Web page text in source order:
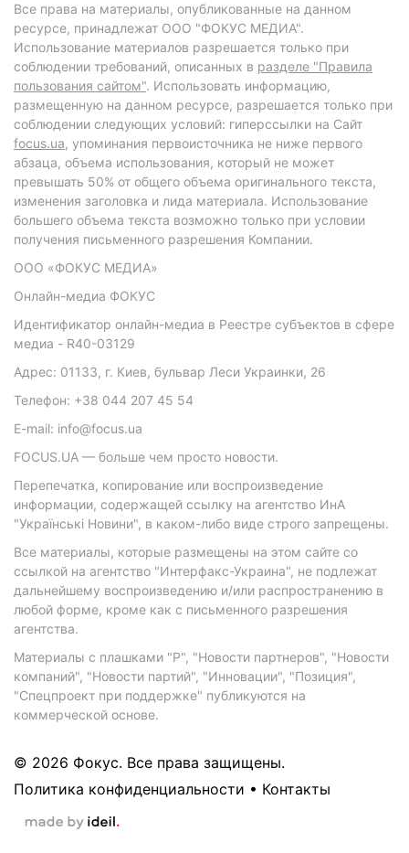
Все права на материалы, опубликованные на данном
ресурсе, принадлежат ООО "ФОКУС МЕДИА".
Использование материалов разрешается только при
соблюдении требований, описанных в разделе "Правила
пользования сайтом". Использовать информацию,
размещенную на данном ресурсе, разрешается только при
соблюдении следующих условий: гиперссылки на Сайт
focus.ua, упоминания первоисточника не ниже первого
абзаца, объема использования, который не может
превышать 50% от общего объема оригинального текста,
изменения заголовка и лида материала. Использование
большего объема текста возможно только при условии
получения письменного разрешения Компании.
ООО «ФОКУС МЕДИА»
Онлайн-медиа ФОКУС
Идентификатор онлайн-медиа в Реестре субъектов в сфере
медиа - R40-03129
Адрес: 01133, г. Киев, бульвар Леси Украинки, 26
Телефон: +38 044 207 45 54
E-mail: info@focus.ua
FOCUS.UA — больше чем просто новости.
Перепечатка, копирование или воспроизведение
информации, содержащей ссылку на агентство ИнА
"Українські Новини", в каком-либо виде строго запрещены.
Все материалы, которые размещены на этом сайте со
ссылкой на агентство "Интерфакс-Украина", не подлежат
дальнейшему воспроизведению и/или распространению в
любой форме, кроме как с письменного разрешения
агентства.
Материалы с плашками "Р", "Новости партнеров", "Новости
компаний", "Новости партий", "Инновации", "Позиция",
"Спецпроект при поддержке" публикуются на
коммерческой основе.
© 2026 Фокус. Все права защищены.
Политика конфиденциальности • Контакты